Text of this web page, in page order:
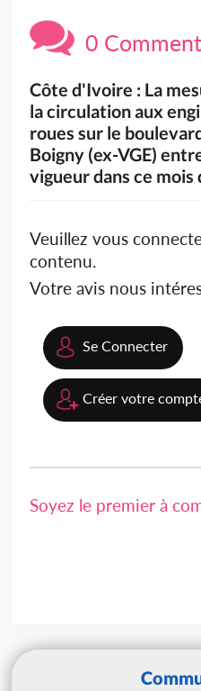
0
Côte d'Ivoire : La
la circulation aux
roues sur le
Boigny (ex-VGE)
vigueur dans ce mois
Veuillez vous
contenu.
Votre avis nous
Se Connecter
Créer votre
Soyez le premier à